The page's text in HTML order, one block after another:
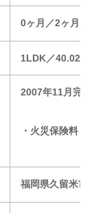
0ヶ月／2ヶ月／
1LDK／40.02㎡
2007年11月完
・火災保険料
福岡県久留米市